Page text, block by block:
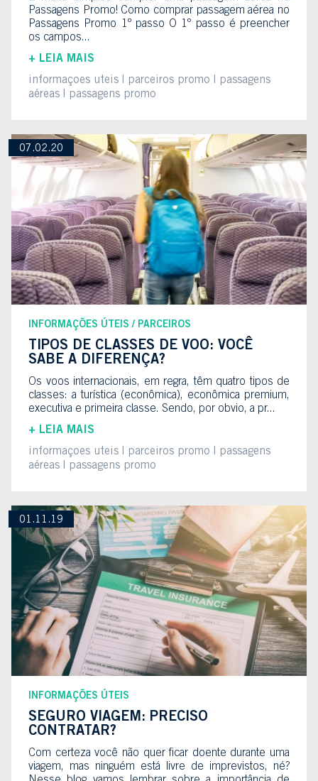
Passagens Promo! Como comprar passagem aérea no
Passagens Promo 1º passo O 1º passo é preencher
os campos...
+ LEIA MAIS
informaçoes uteis
parceiros promo
passagens
aéreas
passagens promo
07.02.20
INFORMAÇÕES ÚTEIS PARCEIROS
TIPOS DE CLASSES DE VOO: VOCÊ
SABE A DIFERENÇA?
Os voos internacionais, em regra, têm quatro tipos de
classes: a turística (econômica), econômica premium,
executiva e primeira classe. Sendo, por obvio, a pr...
+ LEIA MAIS
informaçoes uteis
parceiros promo
passagens
aéreas
passagens promo
01.11.19
INFORMAÇÕES ÚTEIS
SEGURO VIAGEM: PRECISO
CONTRATAR?
Com certeza você não quer ficar doente durante uma
viagem, mas ninguém está livre de imprevistos, né?